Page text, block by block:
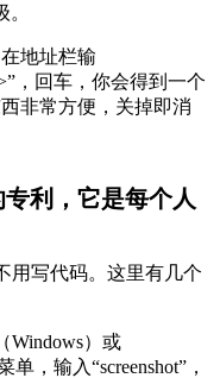
地址栏输
，回车，你会得到一个
非常方便，关掉即消
利，它是每个人
用写代码。这里有几个
Windows）或
，输入“screenshot”，